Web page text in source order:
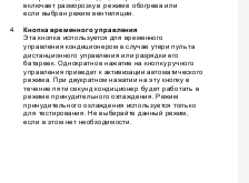
включает разморозкув режиме обогрева или
если выбран режим вентиляции.
4 Кнопка временного управления
Эта кнопка используется для временного
управления кондиционером в случае утери пульта
дистанционного управления или разрядки его
батареек. Однократное нажатие на кнопкуручного
управления приведет к активизации автоматического
режима. При двукратном нажатии на эту кнопку в
течение пяти секунд кондиционер будет работать в
режиме принудительного охлаждения. Режим
принудительного охлаждения используется только
для тестирования. Не выбирайте данный режим,
если в этом нет необходимости.